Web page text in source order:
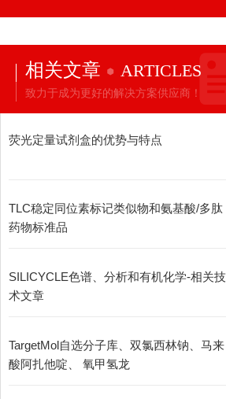
相关文章 ARTICLES
致力于成为更好的解决方案供应商！
荧光定量试剂盒的优势与特点
TLC稳定同位素标记类似物和氨基酸/多肽
药物标准品
SILICYCLE色谱、分析和有机化学-相关技
术文章
TargetMol自选分子库、双氯西林钠、马来
酸阿扎他啶、 氧甲氢龙